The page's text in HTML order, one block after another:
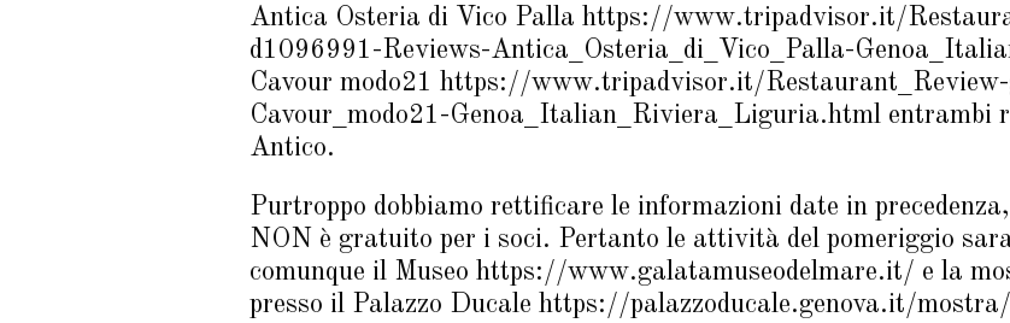
Antica Osteria di Vico Palla https://www.tripadvisor.it/
d1096991-Reviews-Antica_Osteria_di_Vico_Palla-
Cavour modo21 https://www.tripadvisor.it/
Cavour_modo21-Genoa_Italian_Riviera_Liguria.html entrambi
Antico.
Purtroppo dobbiamo rettificare le informazioni date in
NON è gratuito per i soci. Pertanto le attività del pomeriggio
comunque il Museo https://www.galatamuseodelmare.it/ e la
presso il Palazzo Ducale https://palazzoducale.genova.it/